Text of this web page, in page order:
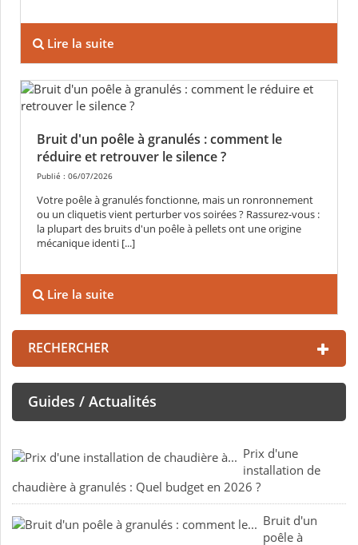
Lire la suite
Bruit d'un poêle à granulés : comment le
réduire et retrouver le silence ?
Publié : 06/07/2026
Votre poêle à granulés fonctionne, mais un ronronnement
ou un cliquetis vient perturber vos soirées ? Rassurez-vous :
la plupart des bruits d'un poêle à pellets ont une origine
mécanique identi [...]
Lire la suite
RECHERCHER
Guides / Actualités
Prix d'une
installation de
chaudière à granulés : Quel budget en 2026 ?
Bruit d'un
poêle à